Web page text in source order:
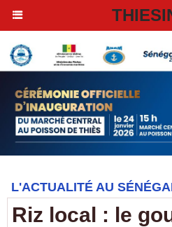
L'ACTUALITÉ AU
Riz local : le